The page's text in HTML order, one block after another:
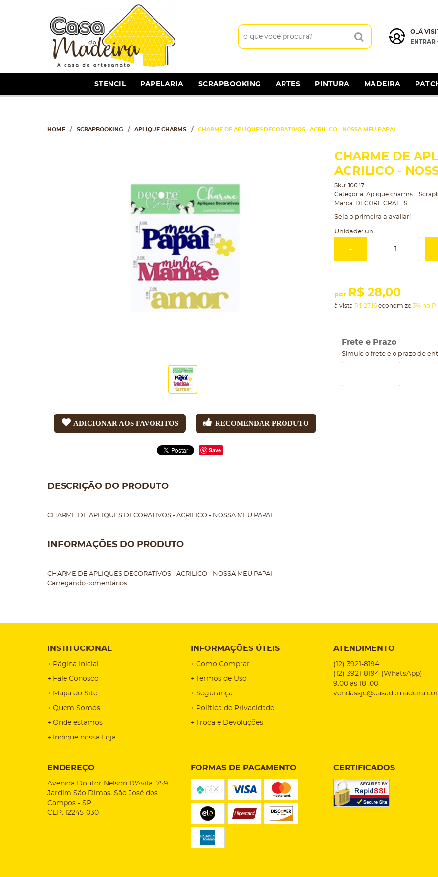
OLÁ
ENTRAR
STENCIL PAPELARIA SCRAPBOOKING ARTES PINTURA MADEIRA
HOME SCRAPBOOKING APLIQUE CHARMS CHARME DE APLIQUES DECORATIVOS - ACRILICO - NOSSA MEU PAPAI
ADICIONAR AOS FAVORITOS RECOMENDAR PRODUTO
Save
CHARME DE
ACRILICO -
Sku: 10647
Categoria: Aplique charms
Marca: DECORE CRAFTS
Seja o primeira a avaliar!
Unidade: un
por R$ 28,00
à vista R$ 27,16economize 3% no
Frete e Prazo
Simule o frete e o prazo de
DESCRIÇÃO DO PRODUTO
CHARME DE APLIQUES DECORATIVOS - ACRILICO - NOSSA MEU PAPAI
INFORMAÇÕES DO PRODUTO
CHARME DE APLIQUES DECORATIVOS - ACRILICO - NOSSA MEU PAPAI
Carregando comentários ...
INSTITUCIONAL
Página Inicial
Fale Conosco
Mapa do Site
Quem Somos
Onde estamos
Indique nossa Loja
INFORMAÇÕES ÚTEIS
Como Comprar
Termos de Uso
Segurança
Política de Privacidade
Troca e Devoluções
ATENDIMENTO
(12) 3921-8194
(12) 3921-8194 (WhatsApp)
9:00 as 18 :00
ENDEREÇO
Avenida Doutor Nelson D'Avila, 759 -
Jardim São Dimas, São José dos
Campos - SP
CEP: 12245-030
FORMAS DE PAGAMENTO CERTIFICADOS